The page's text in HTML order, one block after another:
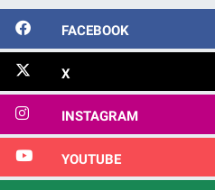
FACEBOOK
X
INSTAGRAM
YOUTUBE